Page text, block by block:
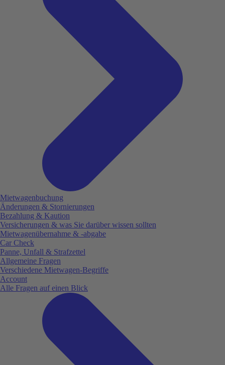
Mietwagenbuchung
Änderungen & Stornierungen
Bezahlung & Kaution
Versicherungen & was Sie darüber wissen sollten
Mietwagenübernahme & -abgabe
Car Check
Panne, Unfall & Strafzettel
Allgemeine Fragen
Verschiedene Mietwagen-Begriffe
Account
Alle Fragen auf einen Blick